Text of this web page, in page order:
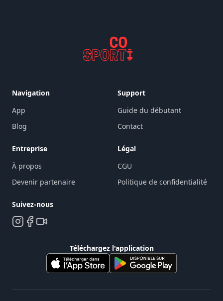
Navigation
App
Blog
Support
Guide du débutant
Contact
Entreprise
À propos
Devenir partenaire
Légal
CGU
Politique de confidentialité
Suivez-nous
Téléchargez l'application